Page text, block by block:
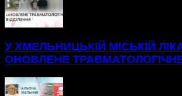
У ХМЕЛЬНИЦЬКІЙ МІСЬКІЙ
ОНОВЛЕНЕ